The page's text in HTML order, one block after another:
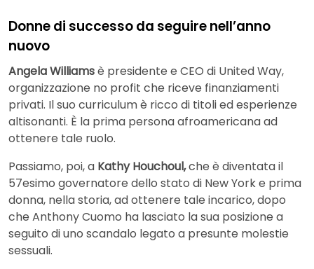
Donne di successo da seguire nell’anno
nuovo
Angela Williamsè presidente e CEO di United Way,
organizzazione no profit che riceve finanziamenti
privati. Il suo curriculum è ricco di titoli ed esperienze
altisonanti. È la prima persona afroamericana ad
ottenere tale ruolo.
Passiamo, poi, a Kathy Houchoul,che è diventata il
57esimo governatore dello stato di New York e prima
donna, nella storia, ad ottenere tale incarico, dopo
che Anthony Cuomo ha lasciato la sua posizione a
seguito di uno scandalo legato a presunte molestie
sessuali.